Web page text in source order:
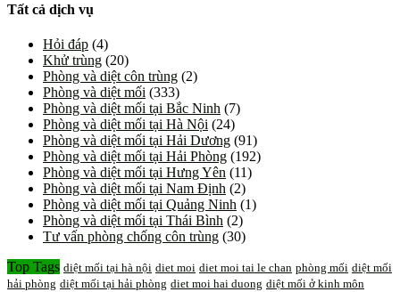
Tất cả dịch vụ
Hỏi đáp (4)
Khử trùng (20)
Phòng và diệt côn trùng (2)
Phòng và diệt mối (333)
Phòng và diệt mối tại Bắc Ninh (7)
Phòng và diệt mối tại Hà Nội (24)
Phòng và diệt mối tại Hải Dương (91)
Phòng và diệt mối tại Hải Phòng (192)
Phòng và diệt mối tại Hưng Yên (11)
Phòng và diệt mối tại Nam Định (2)
Phòng và diệt mối tại Quảng Ninh (1)
Phòng và diệt mối tại Thái Bình (2)
Tư vấn phòng chống côn trùng (30)
Top Tags diệt mối tại hà nội diet moi diet moi tai le chan phòng mối diệt mối
hải phòng diệt mối tại hải phòng diet moi hai duong diệt mối ở kinh môn